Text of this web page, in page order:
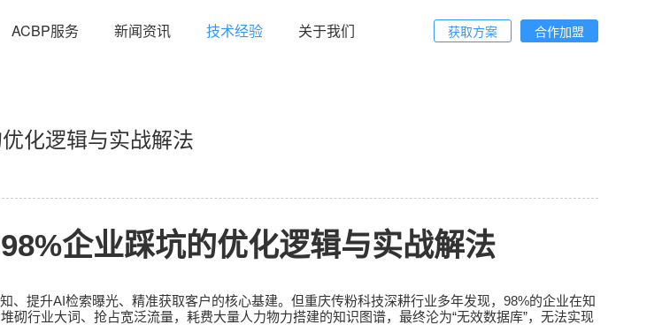
获取方案 合作加盟
ACBP服务 新闻资讯 技术经验 关于我们
化逻辑与实战解法
98%企业踩坑的优化逻辑与实战解法
、提升AI检索曝光、精准获取客户的核心基建。但重庆传粉科技深耕行业多年发现， 98%的企业在知
砌行业大词、抢占宽泛流量，耗费大量人力物力搭建的知识图谱，最终沦为“无效数据库”，无法实现